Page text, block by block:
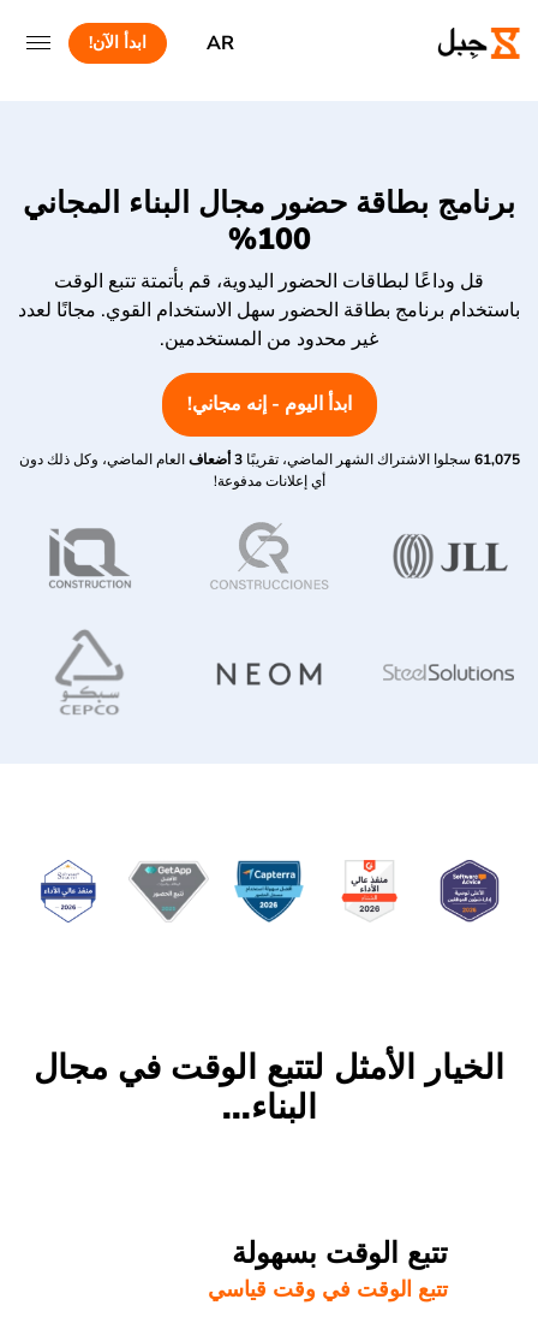
AR ابدأ الآن!
برنامج بطاقة حضور مجال البناء المجاني
100%
قل وداعًا لبطاقات الحضور اليدوية، قم بأتمتة تتبع الوقت
باستخدام برنامج بطاقة الحضور سهل الاستخدام القوي. مجانًا لعدد
غير محدود من المستخدمين.
ابدأ اليوم - إنه مجاني!
61,075 سجلوا الاشتراك الشهر الماضي، تقريبًا 3 أضعاف
العام الماضي، وكل ذلك دون
أي إعلانات مدفوعة!
الخيار الأمثل لتتبع الوقت في مجال
البناء...
تتبع الوقت بسهولة
تتبع الوقت في وقت قياسي